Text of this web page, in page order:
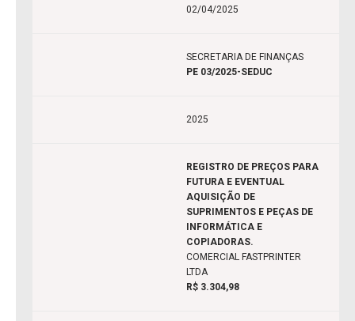
02/04/2025
SECRETARIA DE FINANÇAS
PE 03/2025-SEDUC
2025
REGISTRO DE PREÇOS PARA
FUTURA E EVENTUAL
AQUISIÇÃO DE
SUPRIMENTOS E PEÇAS DE
INFORMÁTICA E
COPIADORAS.
COMERCIAL FASTPRINTER
LTDA
R$ 3.304,98